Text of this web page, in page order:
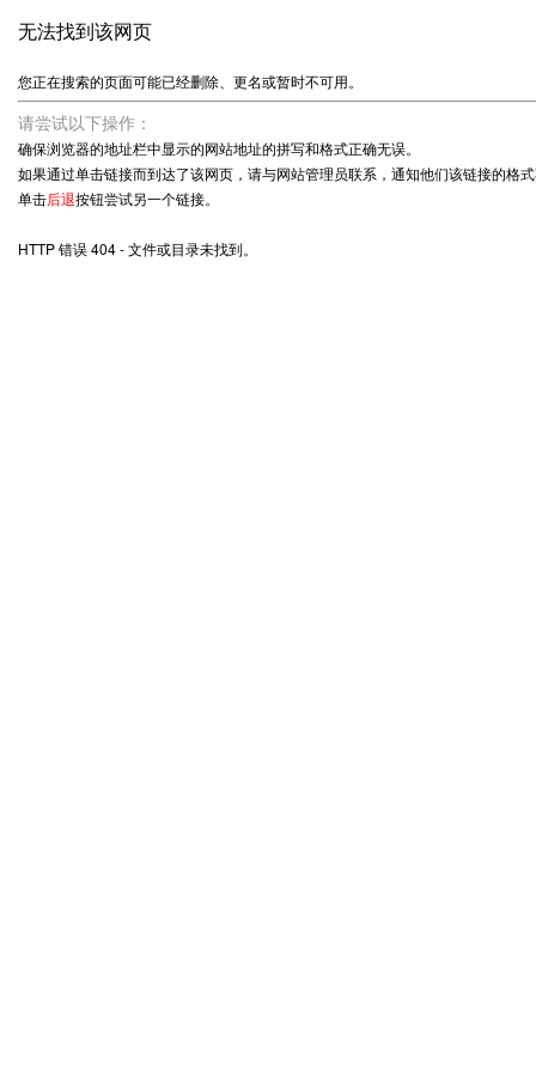
无法找到该网页
您正在搜索的页面可能已经删除、更名或暂时不可用。
请尝试以下操作：
确保浏览器的地址栏中显示的网站地址的拼写和格式正确无误。
如果通过单击链接而到达了该网页，请与网站管理员联系，通知他们该链接的格
单击后退按钮尝试另一个链接。
HTTP 错误 404 - 文件或目录未找到。